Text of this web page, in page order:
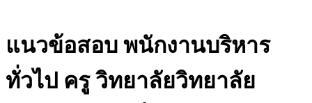
แนวข้อสอบ พนักงานบริหาร
ทั่วไป ครู วิทยาลัยวิทยาลัย